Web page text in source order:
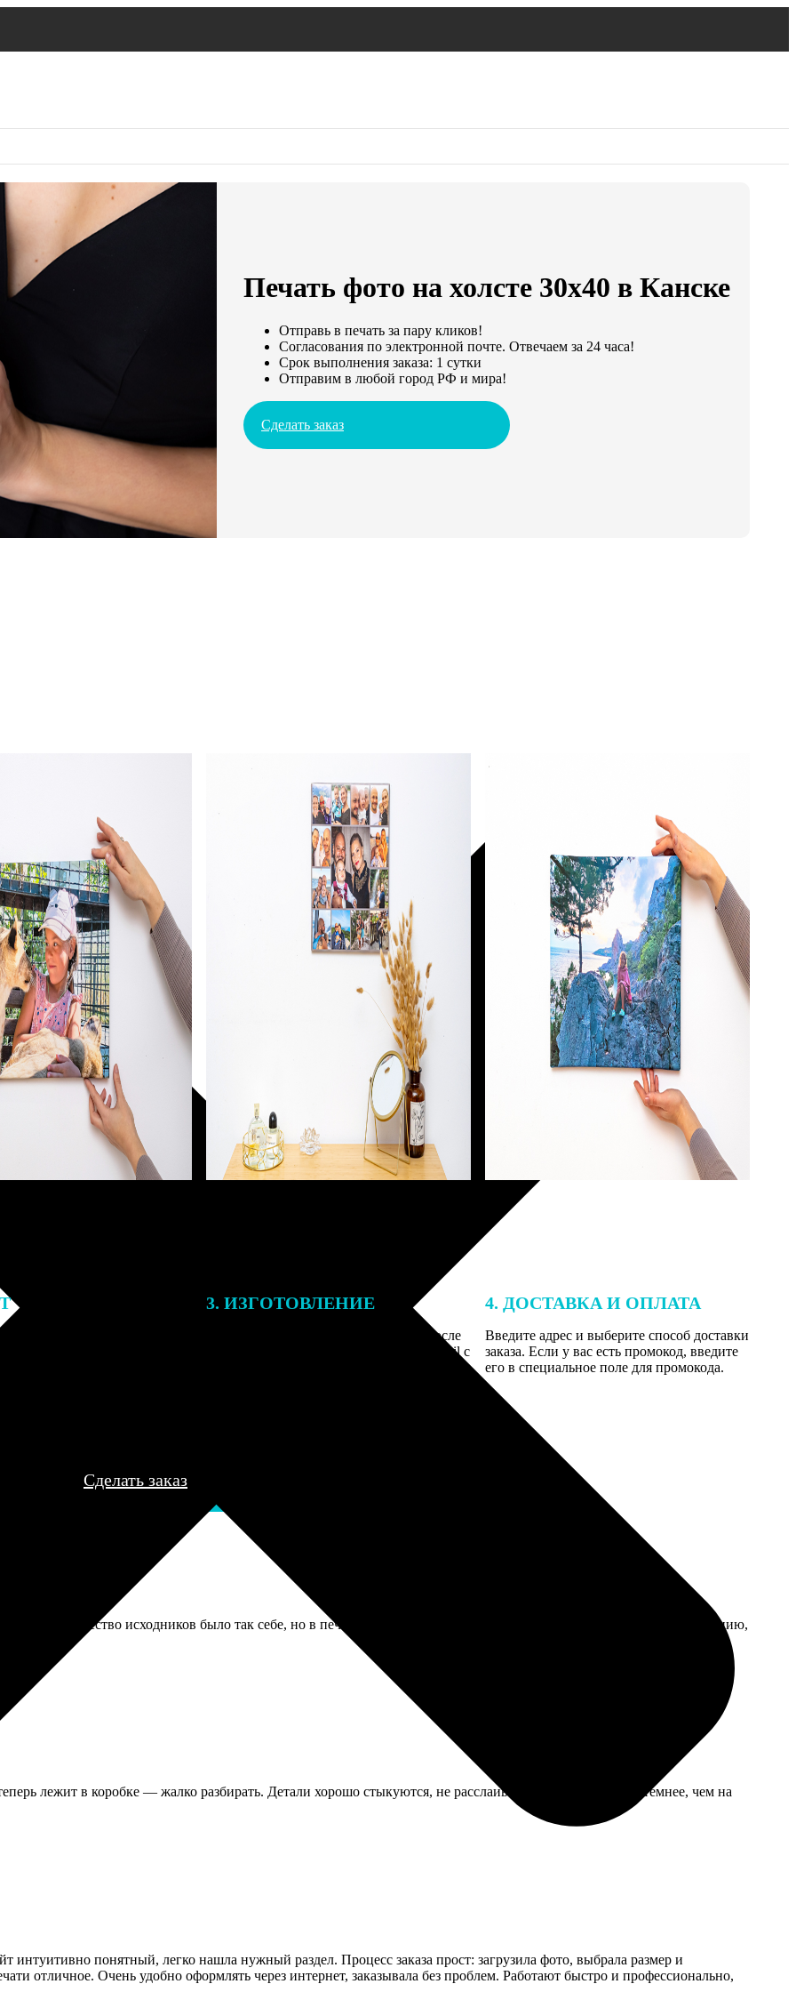
Печать фото на холсте 30х40 в Канске
Отправь в печать за пару кликов!
Согласования по электронной почте. Отвечаем за 24 часа!
Срок выполнения заказа: 1 сутки
Отправим в любой город РФ и мира!
Сделать заказ
заказа к печати
могут связаться с Вами
телефону или email для
деталей.
3. ИЗГОТОВЛЕНИЕ
Оплатите заказ банковской картой. После
оплаты получите подтверждение на email с
4. ДОСТАВКА И ОПЛАТА
Введите адрес и выберите способ доставки
заказа. Если у вас есть промокод, введите
его в специальное поле для промокода.
Сделать заказ
архива. Качество исходников было так себе, но в печати смотрелись лучше, чем я ожидала. Реставрацию, к сожалению,
лежит в коробке — жалко разбирать. Детали хорошо стыкуются, не расслаиваются. Картинка чуть темнее, чем на
интуитивно понятный, легко нашла нужный раздел. Процесс заказа прост: загрузила фото, выбрала размер и
отличное. Очень удобно оформлять через интернет, заказывала без проблем. Работают быстро и профессионально,